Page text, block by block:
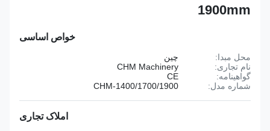
1900mm
خواص اساسی
محل مبدا:
نام تجاری:
CHM Machinery
گواهینامه:
شماره مدل:
CHM-1400/1700/1900
املاک تجاری